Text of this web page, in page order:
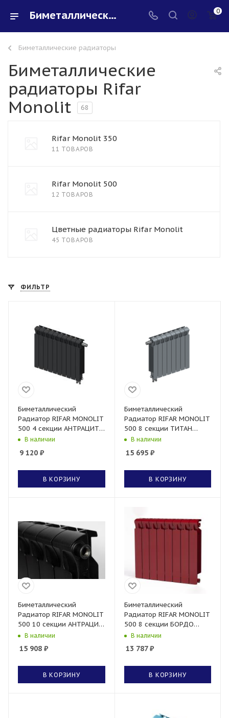
Биметаллические радиаторы Rifar Monolit - купить в интернет-магазине Santeh-svar 0
Биметаллические радиаторы
Биметаллические
радиаторы Rifar
Monolit
68
Rifar Monolit 350
11 ТОВАРОВ
Rifar Monolit 500
12 ТОВАРОВ
Цветные радиаторы Rifar Monolit
45 ТОВАРОВ
ФИЛЬТР
Биметаллический
Радиатор RIFAR MONOLIT
500 4 секции АНТРАЦИТ
нижнее правое
В наличии
9 120 ₽
В КОРЗИНУ
Биметаллический
Радиатор RIFAR MONOLIT
500 8 секции ТИТАН
нижнее левое
подключение
В наличии
15 695₽
В КОРЗИНУ
Биметаллический
Радиатор RIFAR MONOLIT
500 10 секции АНТРАЦИТ
боковое подключение
В наличии
15 908 ₽
В КОРЗИНУ
Биметаллический
Радиатор RIFAR MONOLIT
500 8 секции БОРДО
боковое подключение
В наличии
13 787₽
В КОРЗИНУ